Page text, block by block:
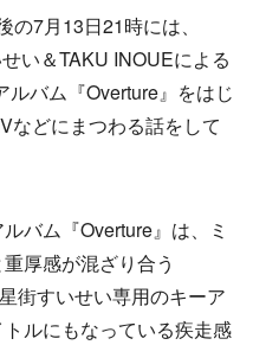
7月13日21時には、
い＆TAKU INOUEによる
ルバム『Overture』をはじ
などにまつわる話をして
バム『Overture』は、ミ
厚感が混ざり合う
街すいせい専用のキーア
ルにもなっている疾走感